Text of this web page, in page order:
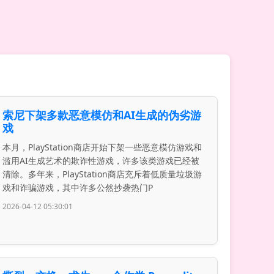
索尼下架多款恶意模仿和AI生成的伪劣游
戏
本月，PlayStation商店开始下架一些恶意模仿游戏和
滥用AI生成艺术的欺诈性游戏，许多该类游戏已经被
清除。多年来，PlayStation商店充斥着低质量垃圾游
戏和诈骗游戏，其中许多公然抄袭热门P
2026-04-12 05:30:01